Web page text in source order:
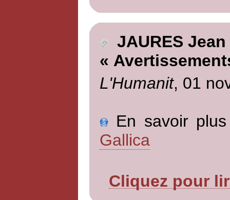
JAURES Jean
«
L'Humanit, 01
En savoir
Gallica
Cliquez pour